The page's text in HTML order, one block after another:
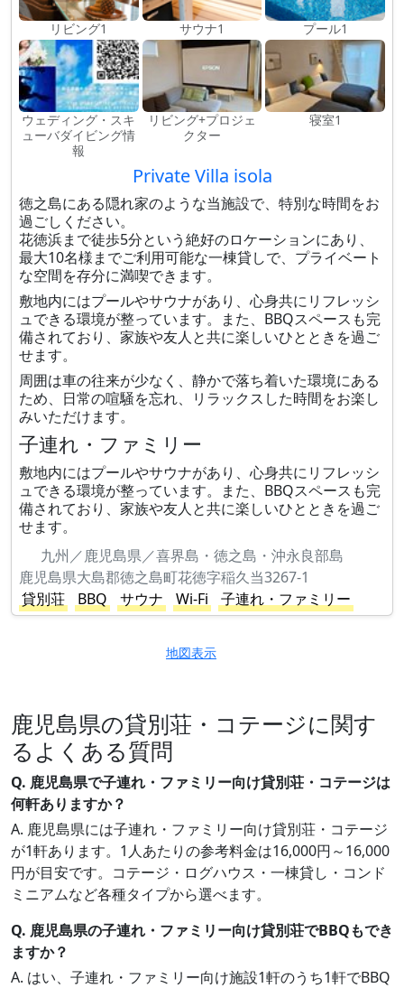
リビング1 サウナ1 プール1
ウェディング・スキ
ューバダイビング情
報
リビング+プロジェ
クター
寝室1
Private Villa isola
徳之島にある隠れ家のような当施設で、特別な時間をお
過ごしください。
花徳浜まで徒歩5分という絶好のロケーションにあり、
最大10名様までご利用可能な一棟貸しで、プライベート
な空間を存分に満喫できます。
敷地内にはプールやサウナがあり、心身共にリフレッシ
ュできる環境が整っています。また、BBQスペースも完
備されており、家族や友人と共に楽しいひとときを過ご
せます。
周囲は車の往来が少なく、静かで落ち着いた環境にある
ため、日常の喧騒を忘れ、リラックスした時間をお楽し
みいただけます。
子連れ・ファミリー
敷地内にはプールやサウナがあり、心身共にリフレッシ
ュできる環境が整っています。また、BBQスペースも完
備されており、家族や友人と共に楽しいひとときを過ご
せます。
九州／鹿児島県／喜界島・徳之島・沖永良部島
鹿児島県大島郡徳之島町花徳字稲久当3267-1
貸別荘
BBQ サウナ Wi-Fi 子連れ・ファミリー
地図表示
鹿児島県の貸別荘・コテージに関す
るよくある質問
Q. 鹿児島県で子連れ・ファミリー向け貸別荘・コテージは
何軒ありますか？
A. 鹿児島県には子連れ・ファミリー向け貸別荘・コテージ
が1軒あります。1人あたりの参考料金は16,000円～16,000
円が目安です。コテージ・ログハウス・一棟貸し・コンド
ミニアムなど各種タイプから選べます。
Q. 鹿児島県の子連れ・ファミリー向け貸別荘でBBQもでき
ますか？
A. はい、子連れ・ファミリー向け施設1軒のうち1軒でBBQ